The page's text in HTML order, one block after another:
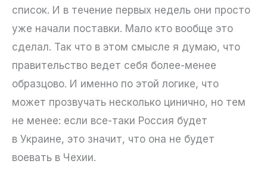
список. И в течение первых недель они просто
уже начали поставки. Мало кто вообще это
сделал. Так что в этом смысле я думаю, что
правительство ведет себя более-менее
образцово. И именно по этой логике, что
может прозвучать несколько цинично, но тем
не менее: если все-таки Россия будет
в Украине, это значит, что она не будет
воевать в Чехии.